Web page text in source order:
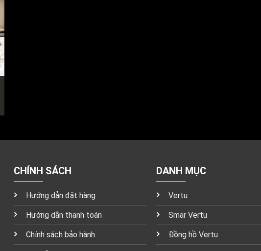
CHÍNH SÁCH
Hướng dẫn đặt hàng
Hướng dẫn thanh toán
Chính sách bảo hành
DANH MỤC
Vertu
Smar Vertu
Đồng hồ Vertu